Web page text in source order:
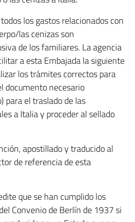
los gastos relacionados con
las cenizas son
de los familiares. La agencia
a esta Embajada la siguiente
los trámites correctos para
documento necesario
para el traslado de las
a Italia y proceder al sellado
apostillado y traducido al
de referencia de esta
que se han cumplido los
Convenio de Berlín de 1937 si